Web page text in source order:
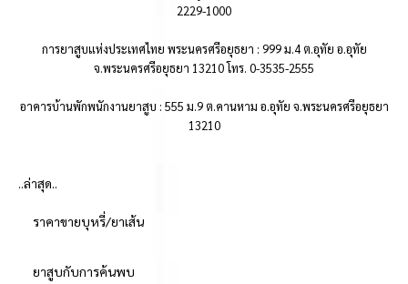
2229-1000
การยาสูบแห่งประเทศไทย พระนครศรีอยุธยา : 999 ม.4 ต.อุทัย อ.อุทัย
จ.พระนครศรีอยุธยา 13210 โทร. 0-3535-2555
อาคารบ้านพักพนักงานยาสูบ : 555 ม.9 ต.คานหาม อ.อุทัย จ.พระนครศรีอยุธยา
13210
..ล่าสุด..
ราคาขายบุหรี่/ยาเส้น
ยาสูบกับการค้นพบ